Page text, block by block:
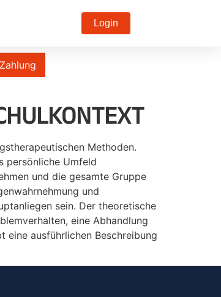
Login
Methoden.
persönliche Umfeld
und die gesamte Gruppe
und
sein. Der theoretische
eine Abhandlung
ausführlichen Beschreibung